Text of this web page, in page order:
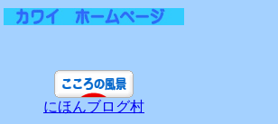
にほんブログ村